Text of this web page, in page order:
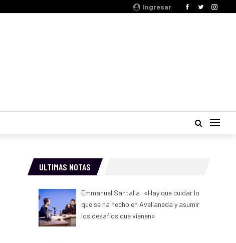
Ingresar
ULTIMAS NOTAS
Emmanuel Santalla: «Hay que cuidar lo
que se ha hecho en Avellaneda y asumir
los desafíos que vienen»